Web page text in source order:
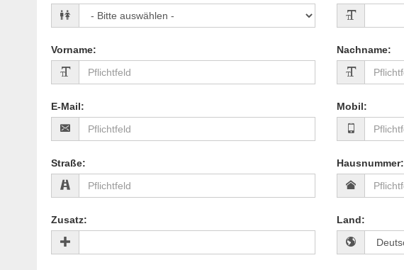
Vorname: Nachname:
E-Mail: Mobil:
Straße: Hausnummer:
Zusatz: Land: